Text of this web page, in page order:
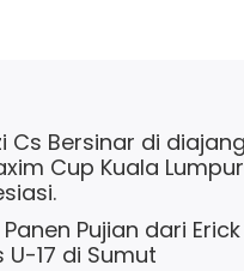
Cs Bersinar di
Cup Kuala Lumpur
Pujian dari
17 di Sumut